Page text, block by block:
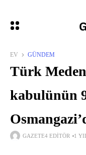
EV GÜNDEM
Türk
kabulünün
GAZETE4 EDITÖR